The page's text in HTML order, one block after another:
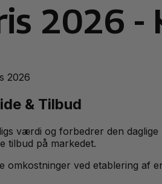
2026 -
2026
& Tilbud
værdi og forbedrer den
tilbud på markedet.
omkostninger ved etablering af